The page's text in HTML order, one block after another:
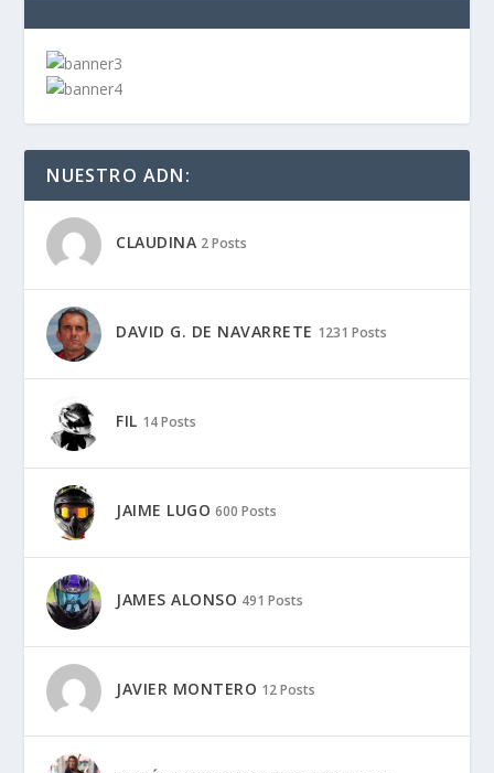
NUESTRO ADN:
CLAUDINA 2 Posts
DAVID G. DE NAVARRETE 1231 Posts
FIL 14 Posts
JAIME LUGO 600 Posts
JAMES ALONSO 491 Posts
JAVIER MONTERO 12 Posts